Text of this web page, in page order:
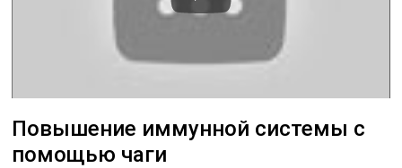
Повышение иммунной системы с
помощью чаги